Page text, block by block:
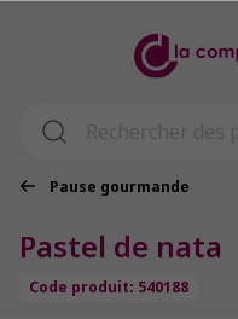
Pause gourmande
Pastel de nata
Code produit: 540188